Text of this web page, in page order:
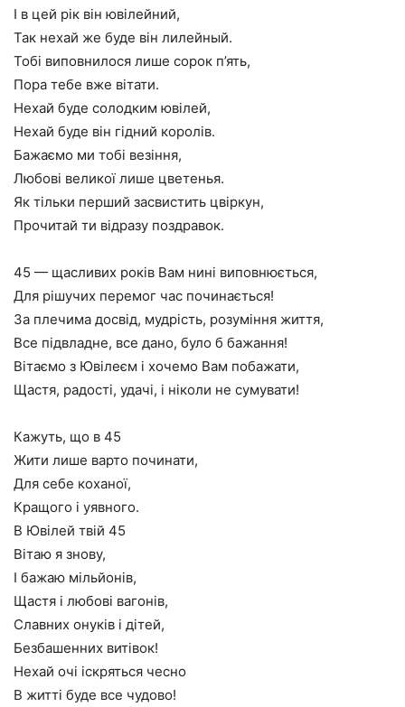
І в цей рік він ювілейний,
Так нехай же буде він лилейный.
Тобі виповнилося лише сорок п’ять,
Пора тебе вже вітати.
Нехай буде солодким ювілей,
Нехай буде він гідний королів.
Бажаємо ми тобі везіння,
Любові великої лише цветенья.
Як тільки перший засвистить цвіркун,
Прочитай ти відразу поздравок.
45 — щасливих років Вам нині виповнюється,
Для рішучих перемог час починається!
За плечима досвід, мудрість, розуміння життя,
Все підвладне, все дано, було б бажання!
Вітаємо з Ювілеєм і хочемо Вам побажати,
Щастя, радості, удачі, і ніколи не сумувати!
Кажуть, що в 45
Жити лише варто починати,
Для себе коханої,
Кращого і уявного.
В Ювілей твій 45
Вітаю я знову,
І бажаю мільйонів,
Щастя і любові вагонів,
Славних онуків і дітей,
Безбашенних витівок!
Нехай очі іскряться чесно
В житті буде все чудово!